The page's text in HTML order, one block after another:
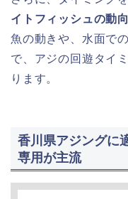
イトフィッシュの動
魚の動きや、水面で
で、アジの回遊タイ
ります。
香川県アジングに
専用が主流